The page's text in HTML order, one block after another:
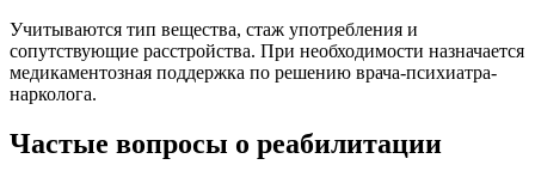
Учитываются тип вещества, стаж употребления и
сопутствующие расстройства. При необходимости назначается
медикаментозная поддержка по решению врача-психиатра-
нарколога.
Частые вопросы о реабилитации